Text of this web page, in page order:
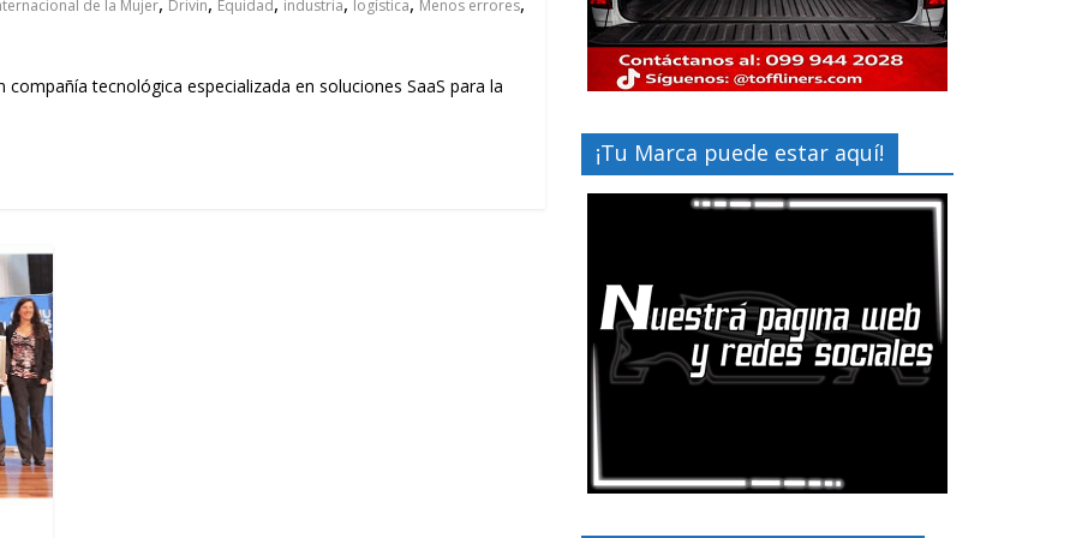
de la Mujer Drivin Equidad industria logística Menos errores
tecnológica especializada en soluciones SaaS para la
¡Tu Marca puede estar aquí!